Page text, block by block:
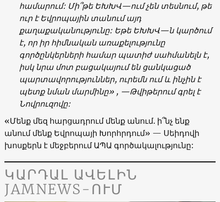
համարում: Մի՞թե ԵԽԽՎ—ում չեն տեսնում, թե
ուր է Եվրոպային տանում այդ
քաղաքականությունը: Եթե ԵԽԽՎ—ն կարծում
է, որ իր հիմնական առաքելությունը
գործընկերների համար պատիժ սահմանելն է,
իսկ նրա մոտ բացակայում են ցանկացած
պարտավորություններ, ուրեմն ում և ինչին է
պետք նման մարմինը» , —Թվիթերում գրել է
Նովրուզովը:
«Մենք մեզ հարցադրում մենք անում. ի՞նչ ենք
անում մենք Եվրոպայի Խորհրդում» — Սեիդովի
խոսքերն է մեջբերում ԱՊԱ գործակալությունը:
ԿԱՐԴԱԼ ԱՎԵԼԻՆ
JAMNEWS-ՈՒՄ